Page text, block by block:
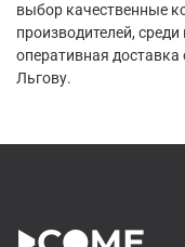
выбор качественные
производителей,
оперативная
Льгову.